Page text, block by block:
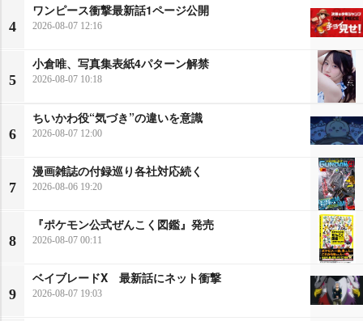
4
ワンピース衝撃最新話1ページ公開
2026-08-07 12:16
5
小倉唯、写真集表紙4パターン解禁
2026-08-07 10:18
6
ちいかわ役“気づき”の違いを意識
2026-08-07 12:00
7
漫画雑誌の付録巡り各社対応続く
2026-08-06 19:20
8
『ポケモン公式ぜんこく図鑑』発売
2026-08-07 00:11
9
ベイブレードX 最新話にネット衝撃
2026-08-07 19:03